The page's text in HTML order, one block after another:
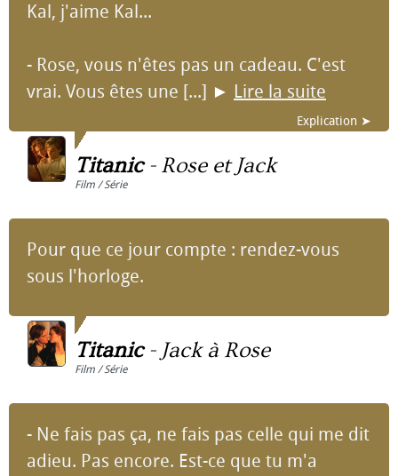
Kal, j'aime Kal...
- Rose, vous n'êtes pas un cadeau. C'est
vrai. Vous êtes une [...] ► Lire la suite
Explication ➤
Titanic- Rose et Jack
Film / Série
Pour que ce jour compte : rendez-vous
sous l'horloge.
Titanic- Jack à Rose
Film / Série
- Ne fais pas ça, ne fais pas celle qui me dit
adieu. Pas encore. Est-ce que tu m'a